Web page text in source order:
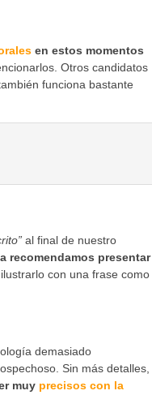
en estos momentos
Otros candidatos
funciona bastante
al final de nuestro
recomendamos presentar
con una frase como
demasiado
Sin más detalles,
muy precisos con la